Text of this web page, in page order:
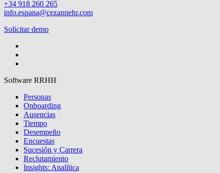
+34 918 260 265
info.espana@cezannehr.com
Solicitar demo
Software RRHH
Personas
Onboarding
Ausencias
Tiempo
Desempeño
Encuestas
Sucesión y Carrera
Reclutamiento
Insights: Analítica